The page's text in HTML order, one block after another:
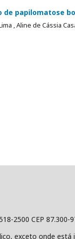
papilomatose
, Aline de Cássia
2500 CEP
exceto onde está